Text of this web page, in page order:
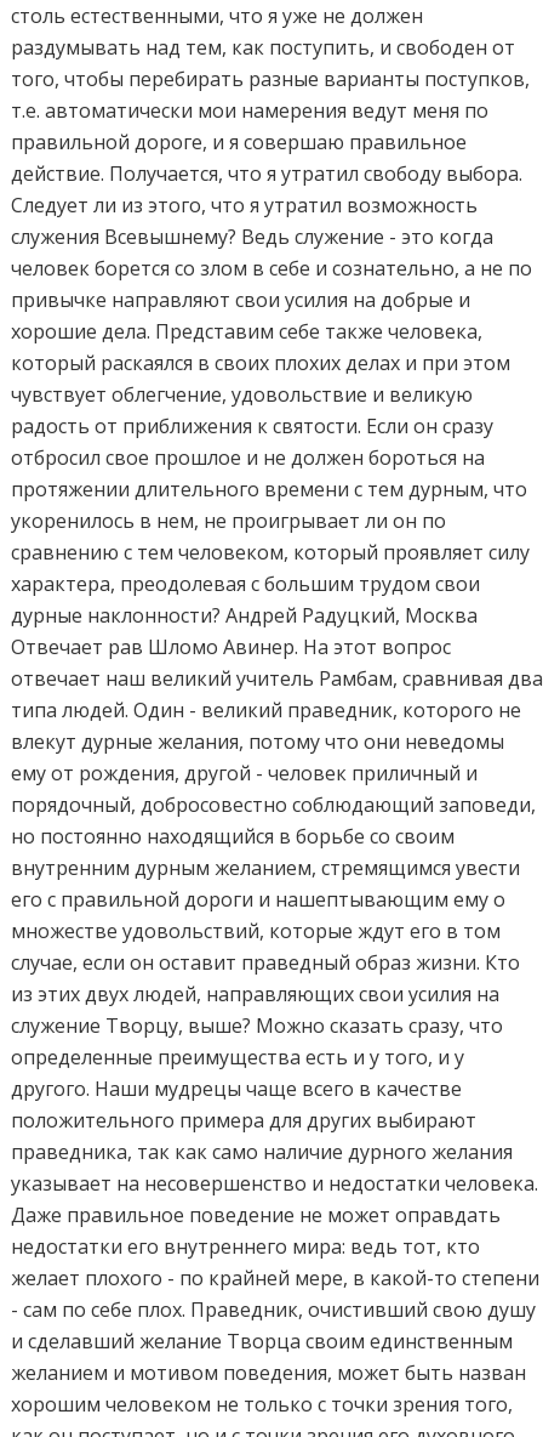
столь естественными, что я уже не должен
раздумывать над тем, как поступить, и свободен от
того, чтобы перебирать разные варианты поступков,
т.е. автоматически мои намерения ведут меня по
правильной дороге, и я совершаю правильное
действие. Получается, что я утратил свободу выбора.
Следует ли из этого, что я утратил возможность
служения Всевышнему? Ведь служение - это когда
человек борется со злом в себе и сознательно, а не по
привычке направляют свои усилия на добрые и
хорошие дела. Представим себе также человека,
который раскаялся в своих плохих делах и при этом
чувствует облегчение, удовольствие и великую
радость от приближения к святости. Если он сразу
отбросил свое прошлое и не должен бороться на
протяжении длительного времени с тем дурным, что
укоренилось в нем, не проигрывает ли он по
сравнению с тем человеком, который проявляет силу
характера, преодолевая с большим трудом свои
дурные наклонности? Андрей Радуцкий, Москва
Отвечает рав Шломо Авинер. На этот вопрос
отвечает наш великий учитель Рамбам, сравнивая два
типа людей. Один - великий праведник, которого не
влекут дурные желания, потому что они неведомы
ему от рождения, другой - человек приличный и
порядочный, добросовестно соблюдающий заповеди,
но постоянно находящийся в борьбе со своим
внутренним дурным желанием, стремящимся увести
его с правильной дороги и нашептывающим ему о
множестве удовольствий, которые ждут его в том
случае, если он оставит праведный образ жизни. Кто
из этих двух людей, направляющих свои усилия на
служение Творцу, выше? Можно сказать сразу, что
определенные преимущества есть и у того, и у
другого. Наши мудрецы чаще всего в качестве
положительного примера для других выбирают
праведника, так как само наличие дурного желания
указывает на несовершенство и недостатки человека.
Даже правильное поведение не может оправдать
недостатки его внутреннего мира: ведь тот, кто
желает плохого - по крайней мере, в какой-то степени
- сам по себе плох. Праведник, очистивший свою душу
и сделавший желание Творца своим единственным
желанием и мотивом поведения, может быть назван
хорошим человеком не только с точки зрения того,